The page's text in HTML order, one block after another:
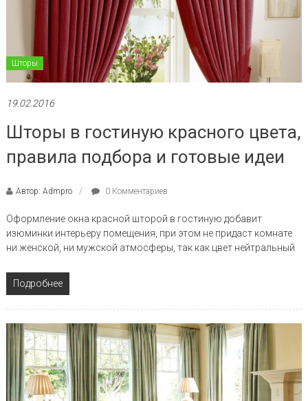
Шторы
19.02.2016
Шторы в гостиную красного цвета,
правила подбора и готовые идеи
Автор: Admpro 0 Комментариев
Оформление окна красной шторой в гостиную добавит
изюминки интерьеру помещения, при этом не придаст комнате
ни женской, ни мужской атмосферы, так как цвет нейтральный
Подробнее